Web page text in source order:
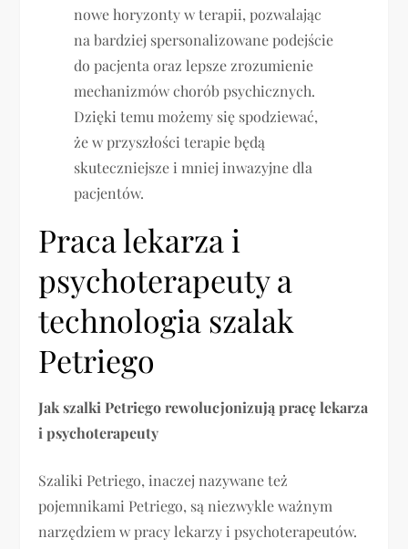
nowe horyzonty w terapii, pozwalając
na bardziej spersonalizowane podejście
do pacjenta oraz lepsze zrozumienie
mechanizmów chorób psychicznych.
Dzięki temu możemy się spodziewać,
że w przyszłości terapie będą
skuteczniejsze i mniej inwazyjne dla
pacjentów.
Praca lekarza i
psychoterapeuty a
technologia szalak
Petriego
Jak szalki Petriego rewolucjonizują pracę lekarza
i psychoterapeuty
Szaliki Petriego, inaczej nazywane też
pojemnikami Petriego, są niezwykle ważnym
narzędziem w pracy lekarzy i psychoterapeutów.